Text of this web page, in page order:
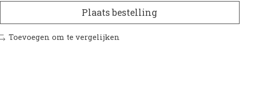
Plaats bestelling
Toevoegen om te vergelijken